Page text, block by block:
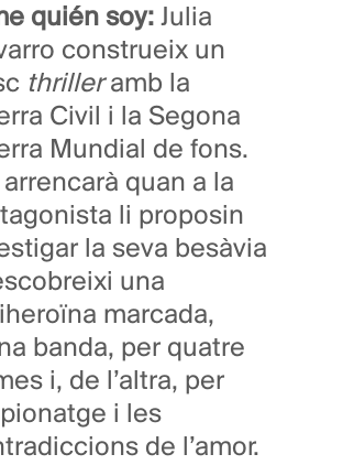
quién soy: Julia
construeix un
thrilleramb la
Civil i la Segona
Mundial de fons.
arrencarà quan a la
li proposin
la seva besàvia
una
marcada,
banda, per quatre
i, de l’altra, per
i les
de l’amor.